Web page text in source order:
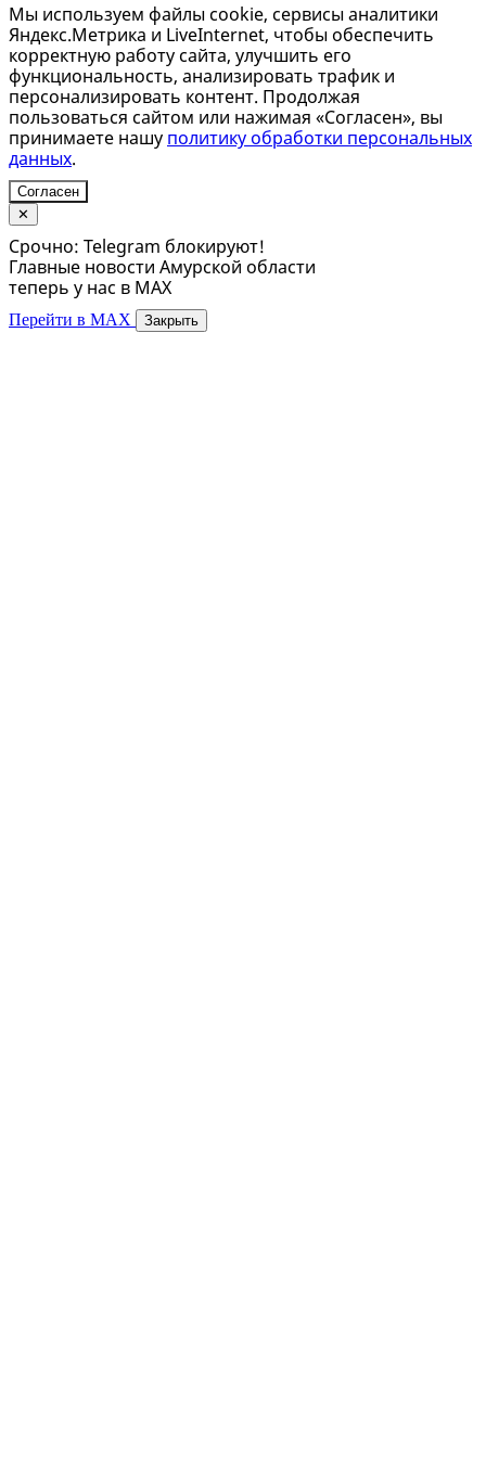
Мы используем файлы cookie, сервисы аналитики
Яндекс.Метрика и LiveInternet, чтобы обеспечить
корректную работу сайта, улучшить его
функциональность, анализировать трафик и
персонализировать контент. Продолжая
пользоваться сайтом или нажимая «Согласен», вы
принимаете нашу политику обработки персональных
данных.
Согласен
✕
Срочно: Telegram блокируют!
Главные новости Амурской области
теперь у нас в MAX
Перейти в MAX Закрыть